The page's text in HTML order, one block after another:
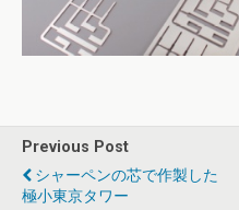
Previous Post
シャーペンの芯で作製した
極小東京タワー